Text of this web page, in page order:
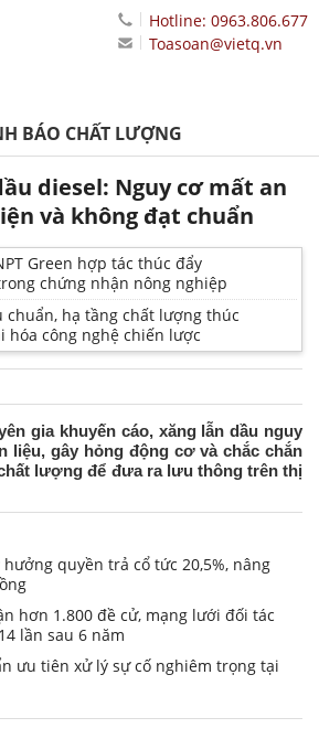
Hotline: 0963.806.677
Toasoan@vietq.vn
BÁO CHẤT LƯỢNG
diesel: Nguy cơ mất an
và không đạt chuẩn
Green hợp tác thúc đẩy
chứng nhận nông nghiệp
chuẩn, hạ tầng chất lượng thúc
hóa công nghệ chiến lược
gia khuyến cáo, xăng lẫn dầu nguy
liệu, gây hỏng động cơ và chắc chắn
lượng để đưa ra lưu thông trên thị
hưởng quyền trả cổ tức 20,5%, nâng
hơn 1.800 đề cử, mạng lưới đối tác
lần sau 6 năm
ưu tiên xử lý sự cố nghiêm trọng tại